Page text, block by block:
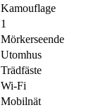
Kamouflage
1
Mörkerseende
Utomhus
Trädfäste
Wi-Fi
Mobilnät